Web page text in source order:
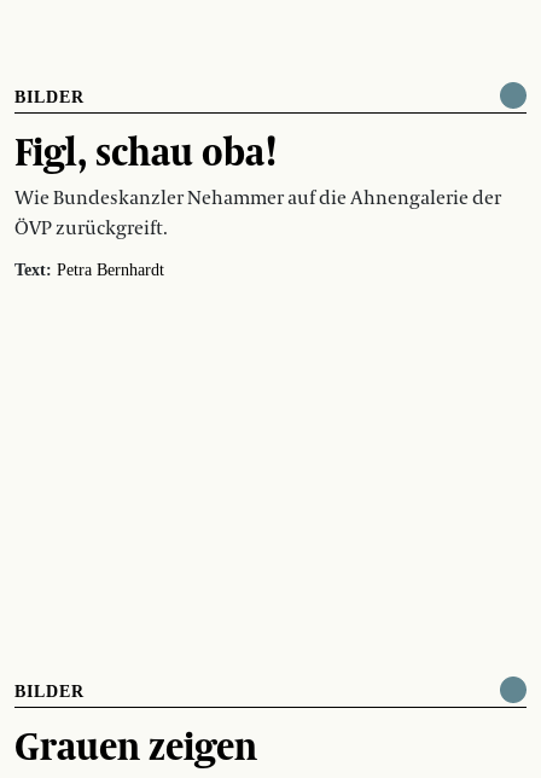
BILDER
Figl, schau oba!
Wie Bundeskanzler Nehammer auf die Ahnengalerie der
ÖVP zurückgreift.
Text: Petra Bernhardt
BILDER
Grauen zeigen